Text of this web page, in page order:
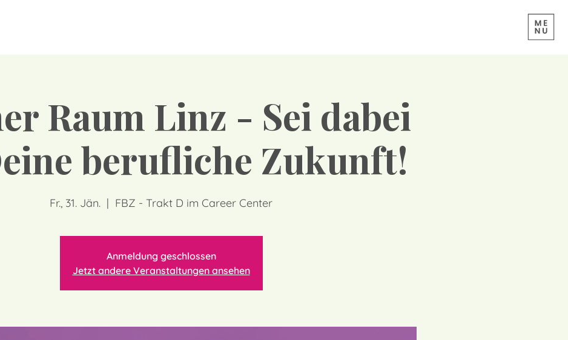
Raum Linz - Sei dabei
berufliche Zukunft!
Fr., 31. Jän.
  |
FBZ - Trakt D im Career Center
Anmeldung geschlossen
Jetzt andere Veranstaltungen ansehen